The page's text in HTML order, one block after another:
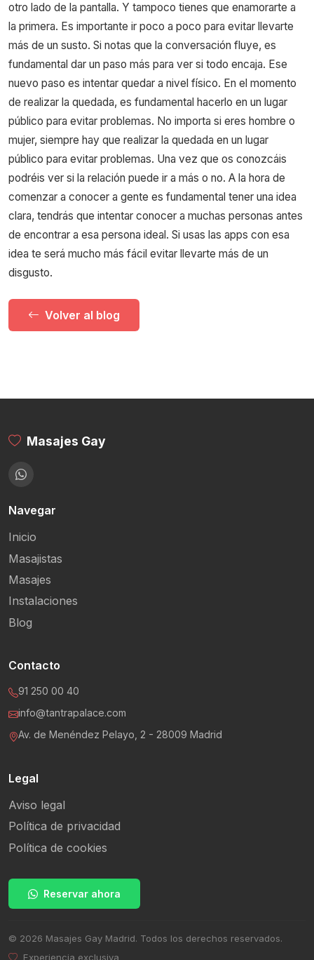
otro lado de la pantalla. Y tampoco tienes que enamorarte a
la primera. Es importante ir poco a poco para evitar llevarte
más de un susto. Si notas que la conversación fluye, es
fundamental dar un paso más para ver si todo encaja. Ese
nuevo paso es intentar quedar a nivel físico. En el momento
de realizar la quedada, es fundamental hacerlo en un lugar
público para evitar problemas. No importa si eres hombre o
mujer, siempre hay que realizar la quedada en un lugar
público para evitar problemas. Una vez que os conozcáis
podréis ver si la relación puede ir a más o no. A la hora de
comenzar a conocer a gente es fundamental tener una idea
clara, tendrás que intentar conocer a muchas personas antes
de encontrar a esa persona ideal. Si usas las apps con esa
idea te será mucho más fácil evitar llevarte más de un
disgusto.
Volver al blog
Masajes Gay
Navegar
Inicio
Masajistas
Masajes
Instalaciones
Blog
Contacto
91 250 00 40
info@tantrapalace.com
Av. de Menéndez Pelayo, 2 - 28009 Madrid
Legal
Aviso legal
Política de privacidad
Política de cookies
Reservar ahora
© 2026 Masajes Gay Madrid. Todos los derechos reservados.
Experiencia exclusiva